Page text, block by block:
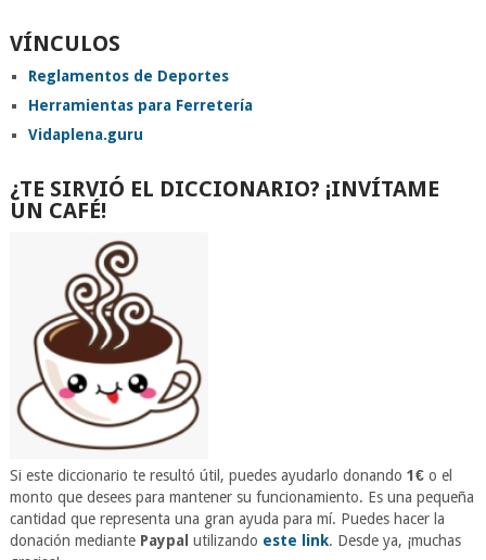
VÍNCULOS
Reglamentos de Deportes
Herramientas para Ferretería
Vidaplena.guru
¿TE SIRVIÓ EL DICCIONARIO? ¡INVÍTAME
UN CAFÉ!
Si este diccionario te resultó útil, puedes ayudarlo donando 1€o el
monto que desees para mantener su funcionamiento. Es una pequeña
cantidad que representa una gran ayuda para mí. Puedes hacer la
donación mediante Paypal utilizando este link. Desde ya, ¡muchas